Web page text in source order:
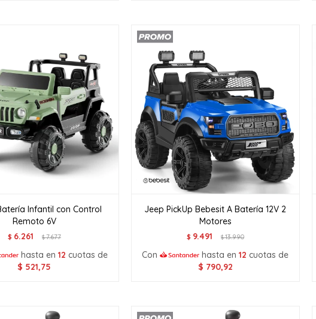
Infantil con Control
Remoto 6V
$ 6.261 $7.677
hasta en 12 cuotas de
$ 521,75
Jeep PickUp Bebesit A Batería 12V 2
Motores
$ 9.491 $13.990
Con hasta en12 cuotas de
$ 790,92